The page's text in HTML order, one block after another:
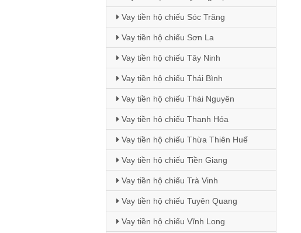
Vay tiền hộ chiếu Sóc Trăng
Vay tiền hộ chiếu Sơn La
Vay tiền hộ chiếu Tây Ninh
Vay tiền hộ chiếu Thái Bình
Vay tiền hộ chiếu Thái Nguyên
Vay tiền hộ chiếu Thanh Hóa
Vay tiền hộ chiếu Thừa Thiên Huế
Vay tiền hộ chiếu Tiền Giang
Vay tiền hộ chiếu Trà Vinh
Vay tiền hộ chiếu Tuyên Quang
Vay tiền hộ chiếu Vĩnh Long